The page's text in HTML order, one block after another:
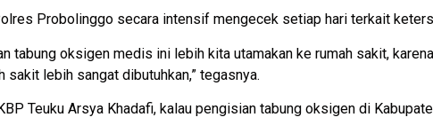
Probolinggo secara intensif mengecek setiap hari terkait
tabung oksigen medis ini lebih kita utamakan ke rumah sakit,
lebih sangat dibutuhkan,” tegasnya.
Teuku Arsya Khadafi, kalau pengisian tabung oksigen di